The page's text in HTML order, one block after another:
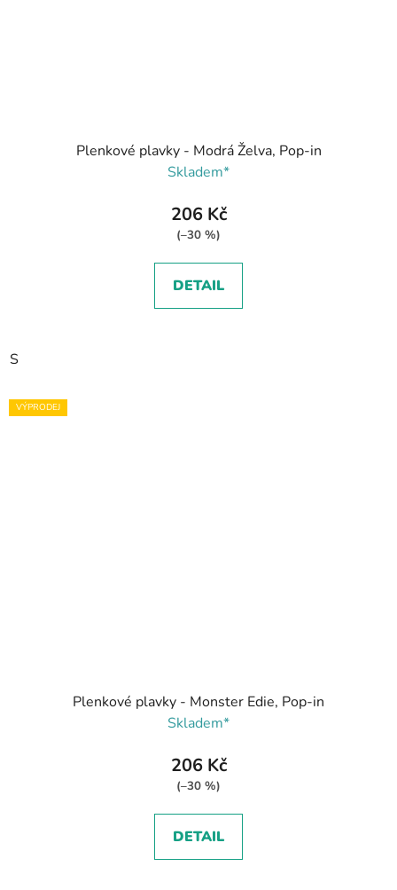
Plenkové plavky - Modrá Želva, Pop-in
Skladem*
206 Kč
(–30 %)
DETAIL
S
VÝPRODEJ
Plenkové plavky - Monster Edie, Pop-in
Skladem*
206 Kč
(–30 %)
DETAIL